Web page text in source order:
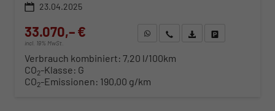
23.04.2025
33.070,– €
incl. 19% MwSt.
WhatsApp anfragen
Wir rufen Sie anFahrzeugexposé (PDF)
Verbrauch kombiniert: 7,20 l/100km
CO2-Klasse: G
CO2-Emissionen: 190,00 g/km